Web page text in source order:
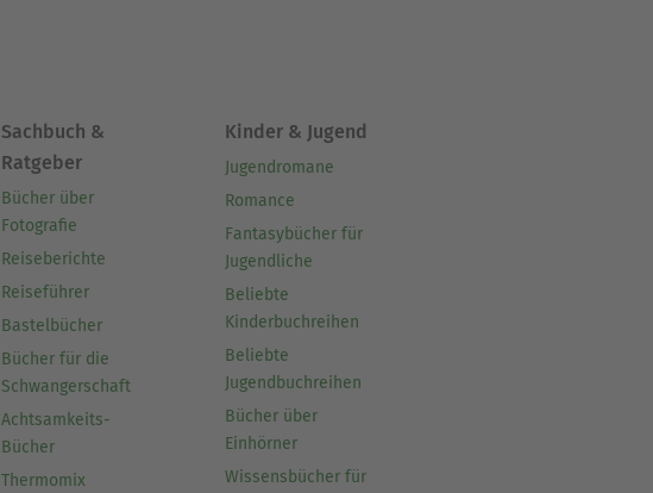
Sachbuch &
Ratgeber
Bücher über
Fotografie
Reiseberichte
Reiseführer
Bastelbücher
Bücher für die
Schwangerschaft
Achtsamkeits-
Bücher
Thermomix
Kinder & Jugend
Jugendromane
Romance
Fantasybücher für
Jugendliche
Beliebte
Kinderbuchreihen
Beliebte
Jugendbuchreihen
Bücher über
Einhörner
Wissensbücher für